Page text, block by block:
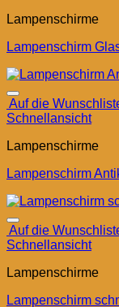
Lampenschirme
Lampenschirm
Auf die
Schnellansicht
Lampenschirme
Lampenschirm
Auf die
Schnellansicht
Lampenschirme
Lampenschirm